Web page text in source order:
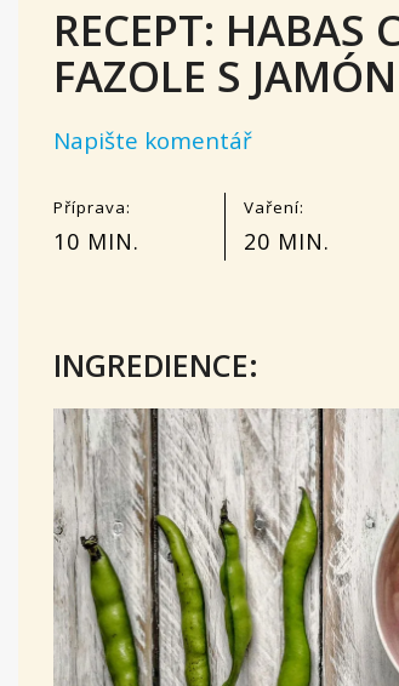
RECEPT: HABAS
FAZOLE S
Napište komentář
Příprava:
10 MIN.
Vaření:
20 MIN.
INGREDIENCE: